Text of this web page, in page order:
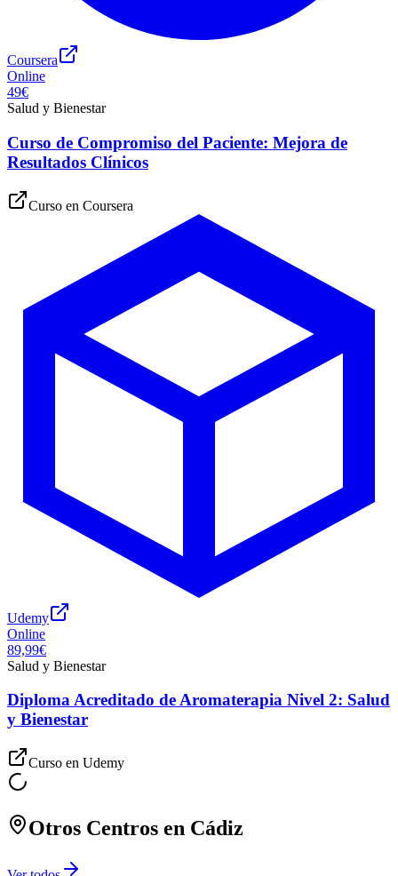
Coursera
Online
49€
Salud y Bienestar
Curso de Compromiso del Paciente: Mejora de
Resultados Clínicos
Curso en Coursera
Udemy
Online
89,99€
Salud y Bienestar
Diploma Acreditado de Aromaterapia Nivel 2: Salud
y Bienestar
Curso en Udemy
Otros Centros en Cádiz